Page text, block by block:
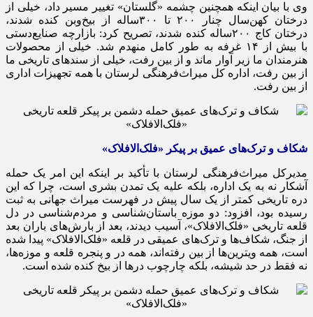
وی با بیان اینکه همچنین چشمه «گلستان» تغییر مسیر داد، خیلی از
درختان کهن‌سال چنار ۲۰۰ تا ۳۰۰ساله از بیخ‌وبن کنده شدند،
درختان کاج ۲۰۰ساله کنده شدند، تصریح کرد: بازارچه صنایع‌دستی
با بیش از ۱۴ غرفه به طور کامل منهدم شد. خیلی از محصولات
هنرمندان ما زیر آوار ماند و از بین رفت، خیلی از سندهای تاریخی ما
از بین رفت، اداره کل میراث‌فرهنگی لرستان با همه تجهیزات اداری
از بین رفت.
شکاف و ترک‌های عمیق بر پیکر «فلک‌الافلاک»
مدیرکل میراث‌فرهنگی لرستان با تأکید بر اینکه این امر یک حمله
آشکار نه به یک اداره، بلکه علیه یک تمدن بشری است، چرا که این
دره تاریخی کمتر از یک سال پیش در فهرست میراث جهانی به ثبت
رسیده بود، افزود: دو موزه باستان‌شناسی و مردم‌شناسی در دل
قلعه تاریخی «فلک‌الافلاک»، آسیب دیدند، بعد از بارش‌های باران بعد
از جنگ، شکاف‌ها و ترک‌های عمیقی در قلعه «فلک‌الافلاک» پیدا شده
است، همه ویترین‌ها از بین رفته‌اند، همه در و پنجره قلعه و موزه‌ها،
نه فقط در حد شیشه، بلکه چارچوب درها از بیخ کنده شده است.